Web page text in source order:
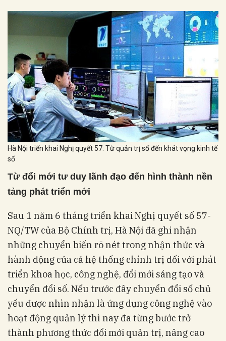
Hà Nội triển khai Nghị quyết 57: Từ quản trị số đến khát vọng kinh tế
số
Từ đổi mới tư duy lãnh đạo đến hình thành nền
tảng phát triển mới
Sau 1 năm 6 tháng triển khai Nghị quyết số 57-
NQ/TW của Bộ Chính trị, Hà Nội đã ghi nhận
những chuyển biến rõ nét trong nhận thức và
hành động của cả hệ thống chính trị đối với phát
triển khoa học, công nghệ, đổi mới sáng tạo và
chuyển đổi số. Nếu trước đây chuyển đổi số chủ
yếu được nhìn nhận là ứng dụng công nghệ vào
hoạt động quản lý thì nay đã từng bước trở
thành phương thức đổi mới quản trị, nâng cao